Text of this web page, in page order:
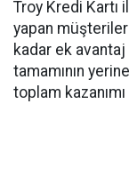
Troy Kredi Kartı
yapan
kadar ek avantaj
tamamının
toplam